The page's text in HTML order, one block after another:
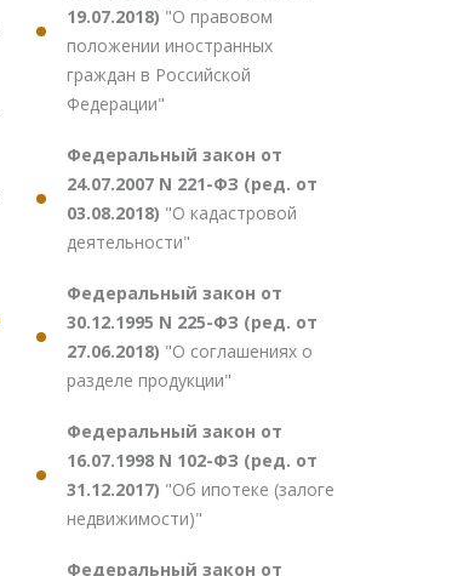
19.07.2018) "О правовом
положении иностранных
граждан в Российской
Федерации"
Федеральный закон от
24.07.2007 N 221-ФЗ (ред. от
03.08.2018) "О кадастровой
деятельности"
Федеральный закон от
30.12.1995 N 225-ФЗ (ред. от
27.06.2018) "О соглашениях о
разделе продукции"
Федеральный закон от
16.07.1998 N 102-ФЗ (ред. от
31.12.2017) "Об ипотеке (залоге
недвижимости)"
Федеральный закон от